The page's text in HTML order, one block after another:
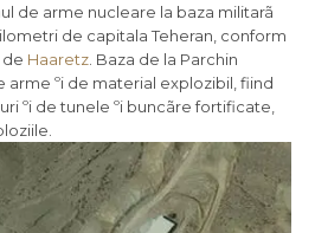
de arme nucleare la baza militarã
de capitala Teheran, conform
de Haaretz. Baza de la Parchin
arme ºi de material explozibil, fiind
ºi de tunele ºi buncãre fortificate,